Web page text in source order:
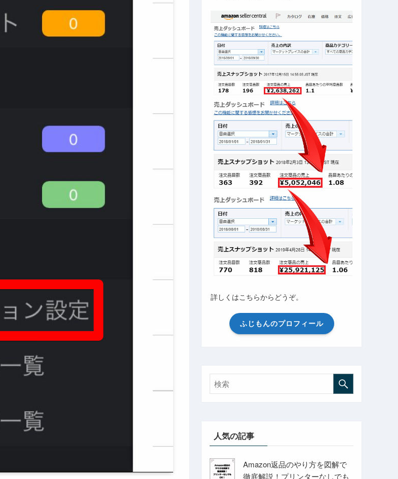
詳しくはこちらからどうぞ。
ふじもんのプロフィール
人気の記事
Amazon返品のやり方を図解で
徹底解説！プリンターなしでも